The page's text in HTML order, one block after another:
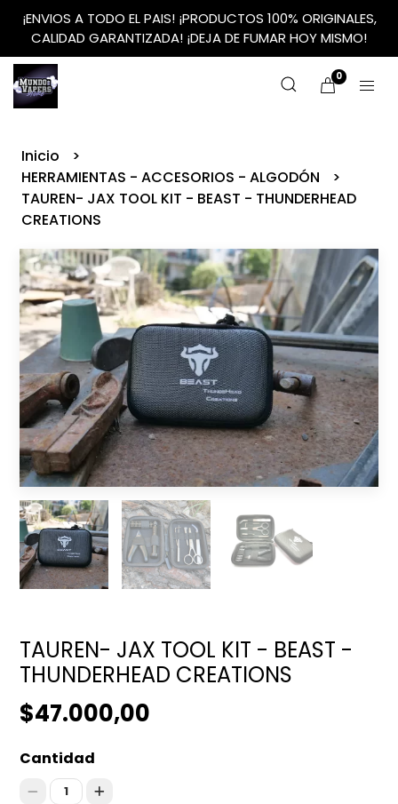
¡ENVIOS A TODO EL PAIS! ¡PRODUCTOS 100% ORIGINALES,
CALIDAD GARANTIZADA! ¡DEJA DE FUMAR HOY MISMO!
0
Inicio
HERRAMIENTAS - ACCESORIOS - ALGODÓN
TAUREN- JAX TOOL KIT - BEAST - THUNDERHEAD
CREATIONS
TAUREN- JAX TOOL KIT - BEAST -
THUNDERHEAD CREATIONS
$47.000,00
Cantidad
1